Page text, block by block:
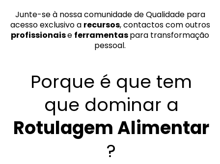
Junte-se à nossa comunidade de Qualidade para
acesso exclusivo a recursos, contactos com outros
profissionaise ferramentaspara transformação
pessoal.
Porque é que tem
que dominar a
Rotulagem Alimentar
?